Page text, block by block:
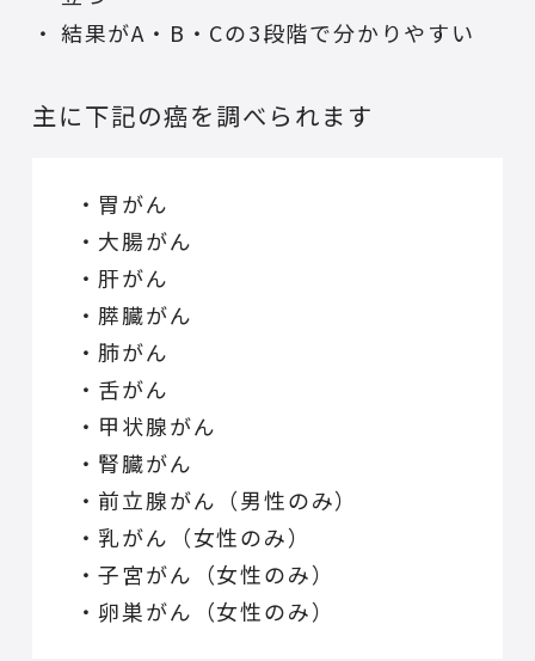
結果がA・B・Cの3段階で分かりやすい
主に下記の癌を調べられます
・胃がん
・大腸がん
・肝がん
・膵臓がん
・肺がん
・舌がん
・甲状腺がん
・腎臓がん
・前立腺がん（男性のみ）
・乳がん（女性のみ）
・子宮がん（女性のみ）
・卵巣がん（女性のみ）